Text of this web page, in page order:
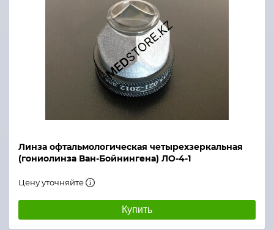
Линза офтальмологическая четырехзеркальная
(гониолинза Ван-Бойнингена) ЛО-4-1
Цену уточняйте
Купить